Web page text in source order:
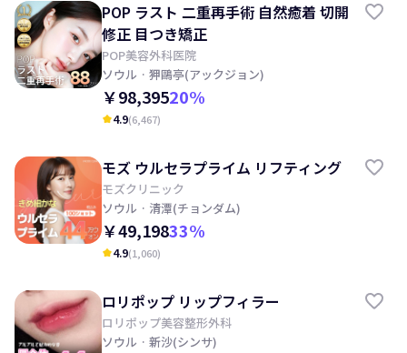
POP ラスト 二重再手術 自然癒着 切開
修正 目つき矯正
POP美容外科医院
ソウル · 狎鷗亭(アックジョン)
￥98,39520%
kid_star4.9(6,467)
モズ ウルセラプライム リフティング
モズクリニック
ソウル · 清潭(チョンダム)
￥49,19833%
kid_star4.9(1,060)
ロリポップ リップフィラー
ロリポップ美容整形外科
ソウル · 新沙(シンサ)